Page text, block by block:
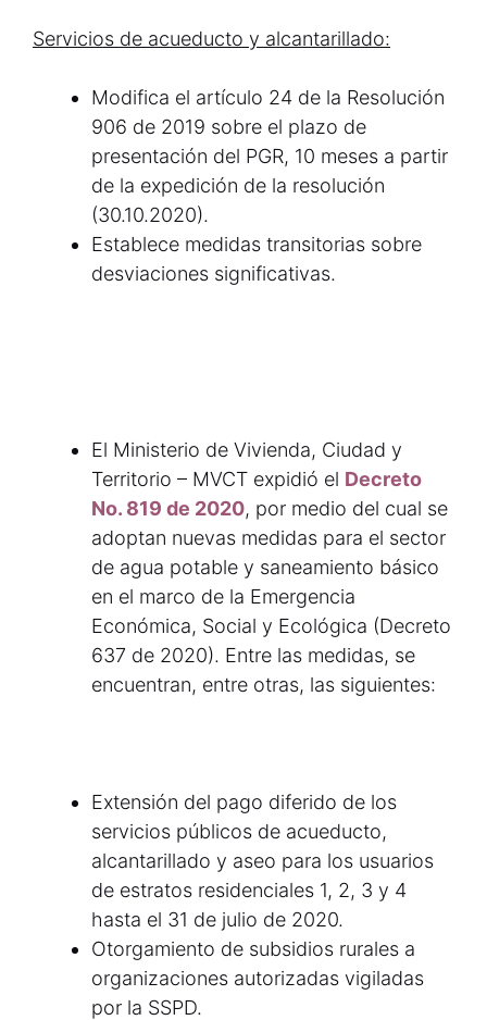
Servicios de acueducto y alcantarillado:
Modifica el artículo 24 de la Resolución
906 de 2019 sobre el plazo de
presentación del PGR, 10 meses a partir
de la expedición de la resolución
(30.10.2020).
Establece medidas transitorias sobre
desviaciones significativas.
El Ministerio de Vivienda, Ciudad y
Territorio – MVCT expidió el Decreto
No. 819 de 2020, por medio del cual se
adoptan nuevas medidas para el sector
de agua potable y saneamiento básico
en el marco de la Emergencia
Económica, Social y Ecológica (Decreto
637 de 2020). Entre las medidas, se
encuentran, entre otras, las siguientes:
Extensión del pago diferido de los
servicios públicos de acueducto,
alcantarillado y aseo para los usuarios
de estratos residenciales 1, 2, 3 y 4
hasta el 31 de julio de 2020.
Otorgamiento de subsidios rurales a
organizaciones autorizadas vigiladas
por la SSPD.